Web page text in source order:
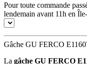
Pour toute commande
lendemain avant 11h en
Gâche GU FERCO
La gâche GU FERCO